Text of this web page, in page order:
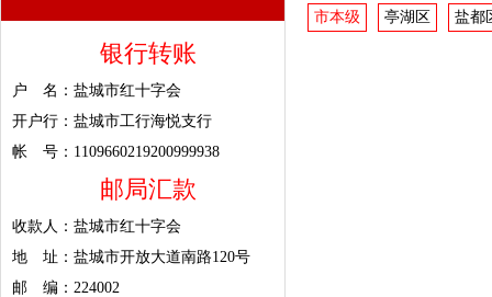
银行转账
户 名：盐城市红十字会
开户行：盐城市工行海悦支行
帐 号：1109660219200999938
邮局汇款
收款人：盐城市红十字会
地 址：盐城市开放大道南路120号
邮 编：224002
市本级 亭湖区 盐都